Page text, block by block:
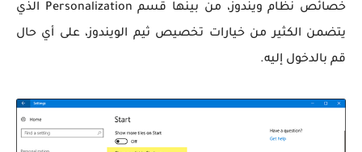
خصائص نظام ويندوز، من بينها قسم Personalization الذي
يتضمن الكثير من خيارات تخصيص ثيم الويندوز، على أي حال
قم بالدخول إليه.